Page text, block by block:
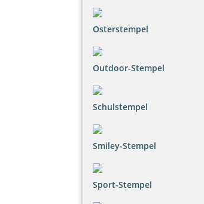
Osterstempel
Outdoor-Stempel
Schulstempel
Smiley-Stempel
Sport-Stempel